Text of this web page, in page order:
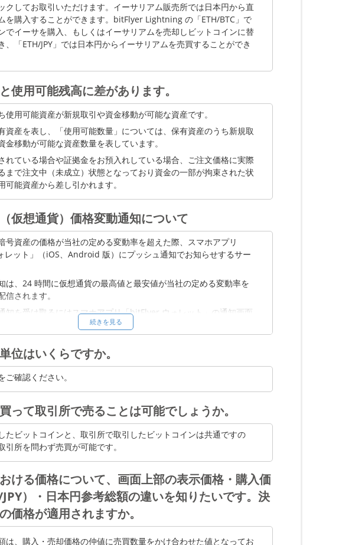
AVAX 0.0001 500
無
クン
RNDR 0.001 2,000
無
DOGE 0.01
ワーク
MASK 0.001 3,000
ンプラチナ
ZPGPT 0.0001 250
無
ンシルバー
ZPGAG 0.001 8000
無
システムトーク
POL
PEPE 640
SKY 0.1 176,500
無
SOL 0.0001 180 無
注文数量として入力した場合において、売却価格に売却数量を乗
円換算額が1円を下回る際は、1円以上の金額になる数量にご変更い
ります。
注数量は市場価格の変動等を踏まえ、変更することがあります。
単位 最小発注数量
BTC 0.001 1,000
無
ELF 0.01 400,000 無
単位 最小発注数量 最大発注数量
保有制限数量
BTC 0.001 1,000
無
ELF 0.01 400,000
ETH 0.01 1,000 無
クしてお取引いただけます。イーサリアム販売所では日本円から直
を購入することができます。bitFlyer Lightning の「ETH/BTC」で
でイーサを購入、もしくはイーサリアムを売却しビットコインに替
、「ETH/JPY」では日本円からイーサリアムを売買することができ
使用可能残高に差があります。
使用可能資産が新規取引や資金移動が可能な資産です。
資産を表し、「使用可能数量」については、保有資産のうち新規取
金移動が可能な資産数量を表しています。
れている場合や証拠金をお預入れしている場合、ご注文価格に実際
まで注文中（未成立）状態となっており資金の一部が拘束された状
可能資産から差し引かれます。
仮想通貨）価格変動通知について
号資産の価格が当社の定める変動率を超えた際、スマホアプリ
レット」（iOS、Android 版）にプッシュ通知でお知らせするサー
は、24 時間に仮想通貨の最高値と最安値が当社の定める変動率を
信されます。
知を受け取るにはスマホアプリ「bitFlyer ウォレット」の通知画面
をお願いします。初期設定では、ビットコインのみ設定されていま
の配信を保証するものではありません。また、当社が定める変動
知内に記載し、暗号資産の価格や市場動向に鑑み予告なく変更する
す。
くまでも暗号資産関連の一般情報の提供を目的としたものであ
を推奨するものではありません。
を ON にされている方を対象に通知させていただきます。
続きを見る
位はいくらですか。
ご確認ください。
って取引所で売ることは可能でしょうか。
たビットコインと、取引所で取引したビットコインは共通ですの
引所を問わず売買が可能です。
ける価格について、画面上部の表示価格・購入価
）・日本円参考総額の違いを知りたいです。決
価格が適用されますか。
は、購入・売却価格の仲値に売買数量をかけ合わせた値となってお